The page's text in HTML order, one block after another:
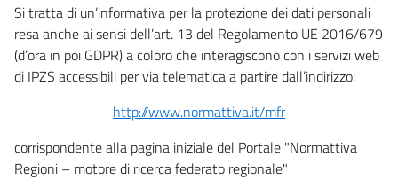
Si tratta di un’informativa per la protezione dei dati personali
resa anche ai sensi dell’art. 13 del Regolamento UE 2016/679
(d’ora in poi GDPR) a coloro che interagiscono con i servizi web
di IPZS accessibili per via telematica a partire dall’indirizzo:
http://www.normattiva.it/mfr
corrispondente alla pagina iniziale del Portale "Normattiva
Regioni – motore di ricerca federato regionale"